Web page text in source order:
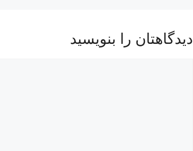
دیدگاهتان را بنویسید